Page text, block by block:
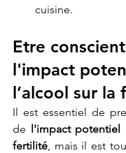
cuisine.
Etre
l'impact
l’alcool sur la
Il est essentiel de
de l'impact potentiel
fertilité , mais il est